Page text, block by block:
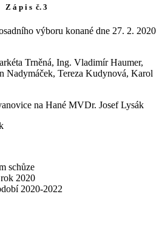
Z á p i s č. 3
výboru konané dne 27. 2. 2020
Trněná, Ing. Vladimír Haumer,
Nadymáček, Tereza Kudynová, Karol
na Hané MVDr. Josef Lysák
schůze
2020
2020-2022